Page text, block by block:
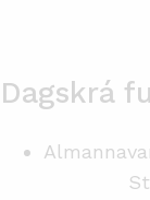
Dagskrá
Stutt